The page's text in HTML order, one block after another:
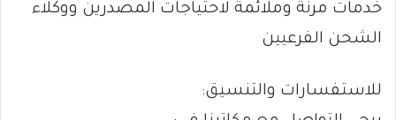
خدمات مرنة وملائمة لاحتياجات المصدرين ووكلاء
الشحن الفرعيين
للاستفسارات والتنسيق: